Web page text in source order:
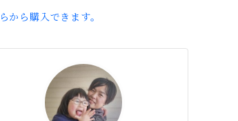
から購入できます。